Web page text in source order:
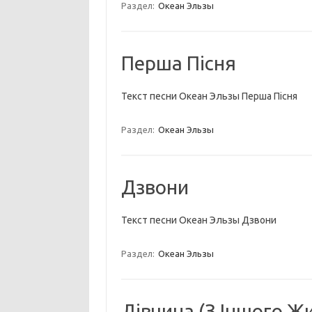
Раздел: Океан Эльзы
Перша Пісня
Текст песни Океан Эльзы Перша Пісня
Раздел: Океан Эльзы
Дзвони
Текст песни Океан Эльзы Дзвони
Раздел: Океан Эльзы